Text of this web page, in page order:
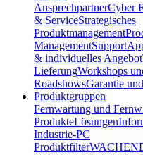
AnsprechpartnerCyber
& ServiceStrategisches
Produktmanagement
ManagementSupport
& individuelles Angebot
LieferungWorkshops
RoadshowsGarantie
Produktgruppen
Fernwartung und
ProdukteLösungen
Industrie-PC
Produktfilter